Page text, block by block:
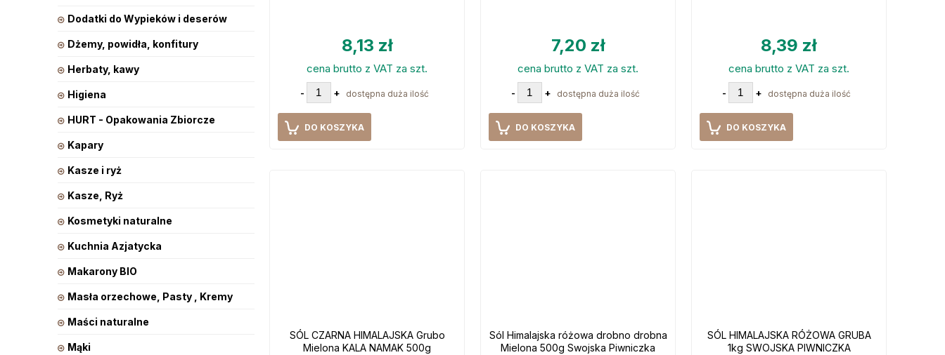
Dodatki do Wypieków i deserów
Dżemy, powidła, konfitury
Herbaty, kawy
Higiena
HURT - Opakowania Zbiorcze
Kapary
Kasze i ryż
Kasze, Ryż
Kosmetyki naturalne
Kuchnia Azjatycka
Makarony BIO
Masła orzechowe, Pasty , Kremy
Maści naturalne
Mąki
8,13 zł
cena brutto z VAT za szt.
- + dostępna duża ilość
DO KOSZYKA
7,20 zł
cena brutto z VAT za szt.
- + dostępna duża ilość
DO KOSZYKA
8,39 zł
cena brutto z VAT za szt.
- + dostępna duża ilość
DO KOSZYKA
SÓL CZARNA HIMALAJSKA Grubo
Mielona KALA NAMAK 500g
Sól Himalajska różowa drobno drobna
Mielona 500g Swojska Piwniczka
SÓL HIMALAJSKA RÓŻOWA GRUBA
1kg SWOJSKA PIWNICZKA